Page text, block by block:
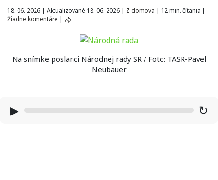
18. 06. 2026 | Aktualizované 18. 06. 2026 | Z domova | 12 min. čítania |
Žiadne komentáre |
Na snímke poslanci Národnej rady SR / Foto: TASR-Pavel
Neubauer
▶ ↻